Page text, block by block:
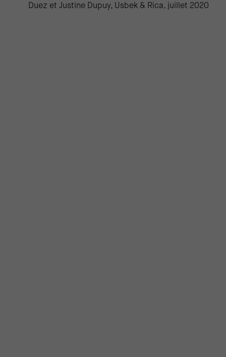
Duez et Justine Dupuy, Usbek & Rica, juillet 2020